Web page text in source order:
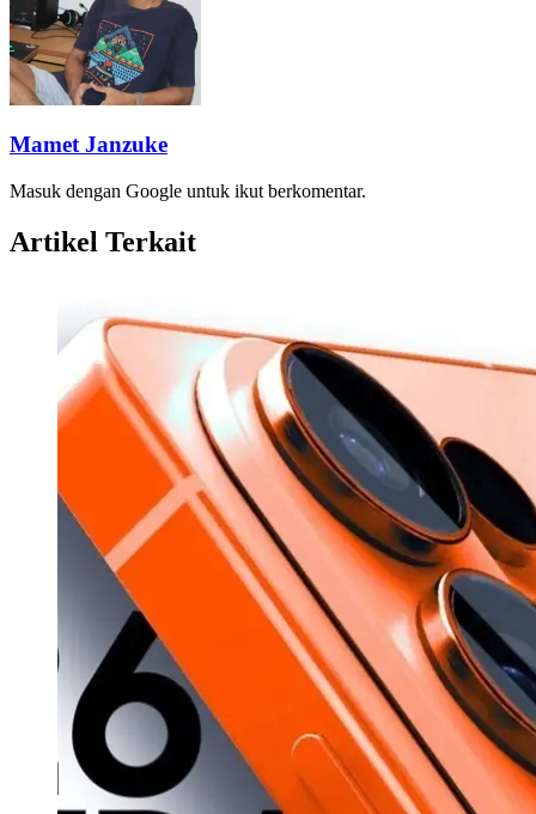
Mamet Janzuke
Masuk dengan Google untuk ikut berkomentar.
Artikel Terkait